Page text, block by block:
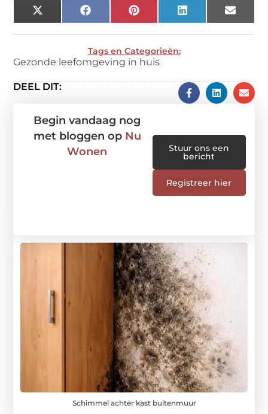
X
(Twitter)
FacebookPinterestLinkedIn Email
Tags en Categorieën:
Gezonde leefomgeving in huis
DEEL DIT:
Schimmel achter kast buitenmuur
Begin vandaag nog
met bloggen op Nu
Wonen
Stuur ons een
bericht
Registreer hier